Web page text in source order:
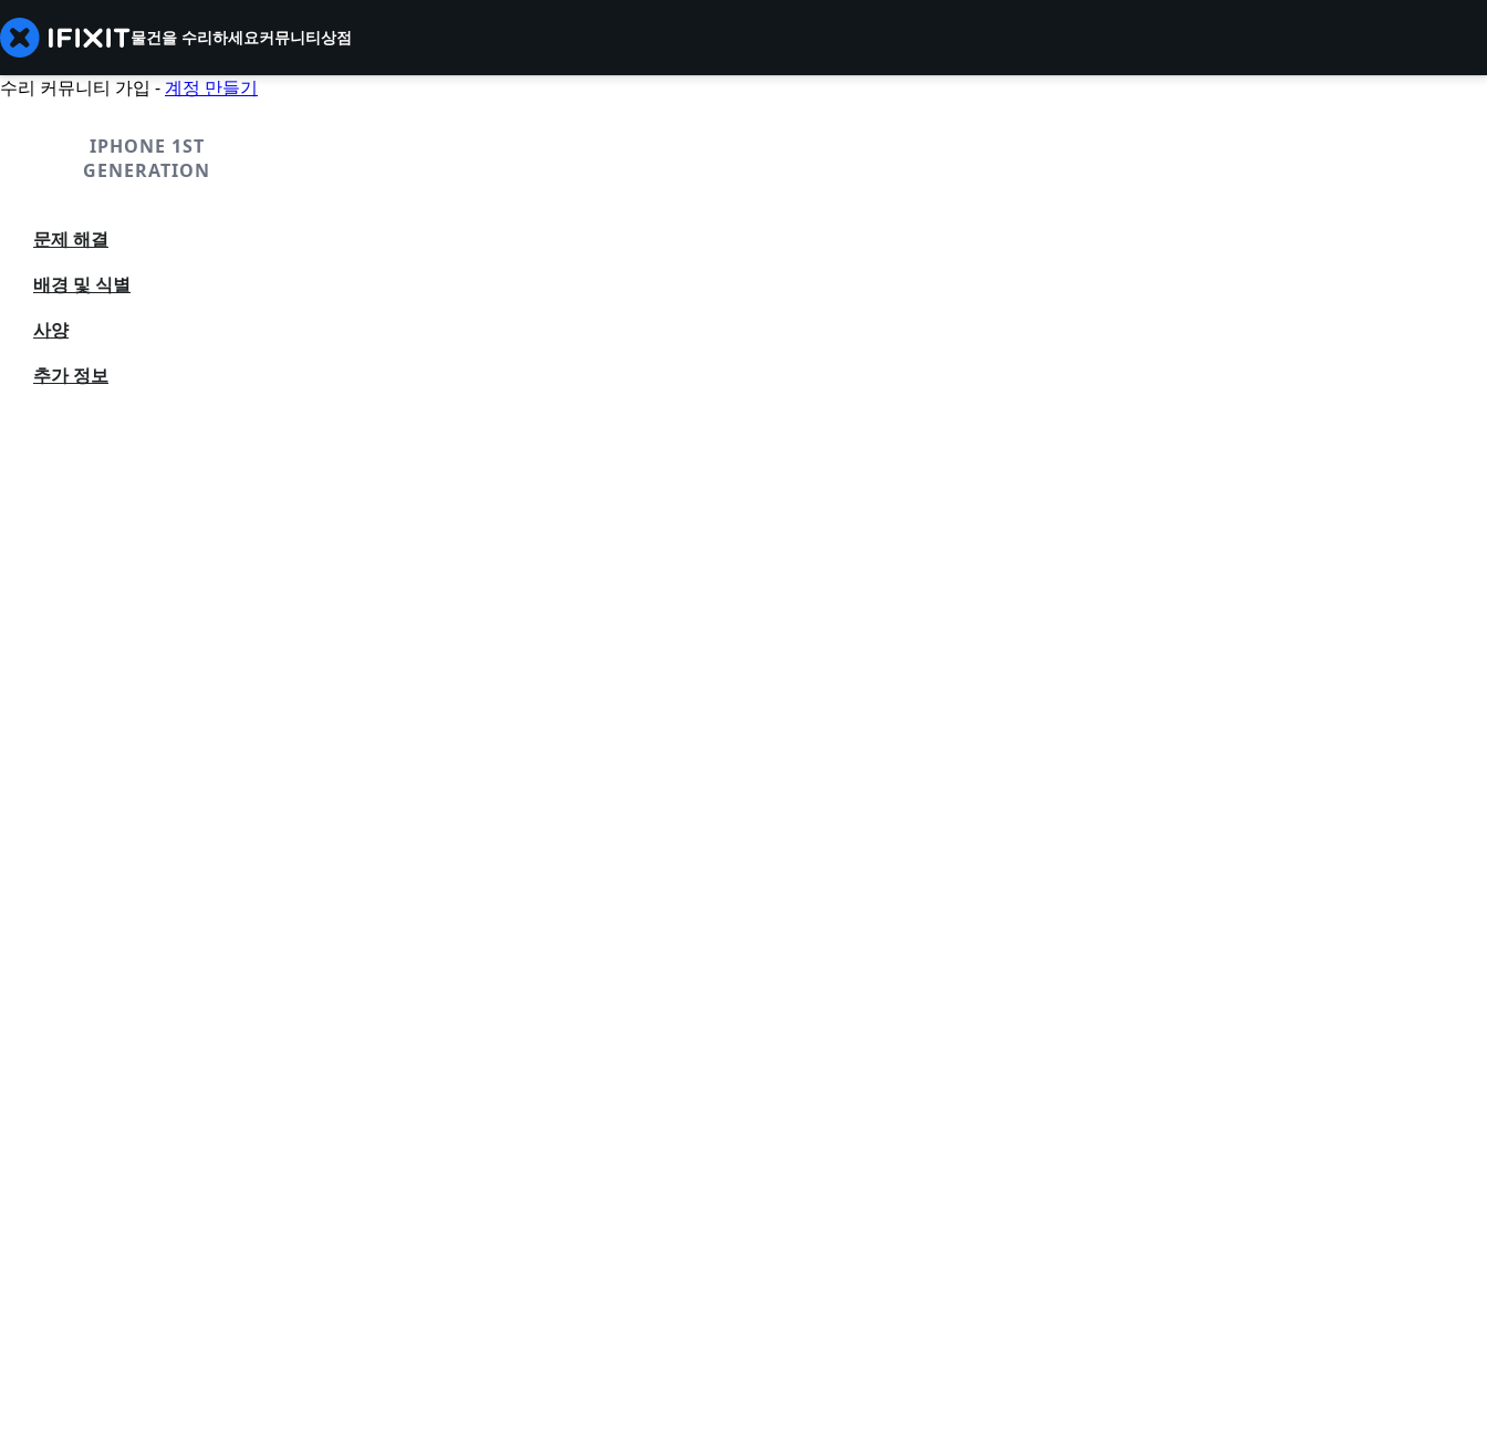
물건을 수리하세요커뮤니티상점
수리 커뮤니티 가입 -계정 만들기
IPHONE 1ST
GENERATION
문제 해결
배경 및 식별
사양
추가 정보